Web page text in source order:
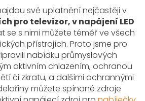
své uplatnění nejčastěji v
pro televizor, v napájení LED
se s nimi můžete téměř ve všech
přístrojích. Proto jsme pro
nabídku průmyslových
aktivním chlazením, ochranou
či zkratu, a dalšími ochrannými
můžete spínané zdroje